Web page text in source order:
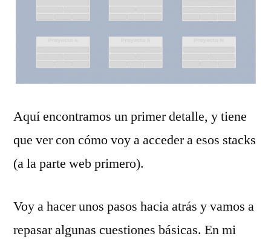
Aquí encontramos un primer detalle, y tiene
que ver con cómo voy a acceder a esos stacks
(a la parte web primero).
Voy a hacer unos pasos hacia atrás y vamos a
repasar algunas cuestiones básicas. En mi